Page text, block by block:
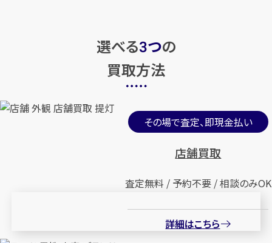
選べる3つの
買取方法
その場で査定、即現金払い
店舗買取
査定無料 / 予約不要 / 相談のみOK
詳細はこちら